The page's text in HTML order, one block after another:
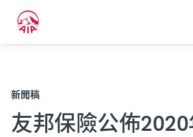
新聞稿
友邦保險公佈